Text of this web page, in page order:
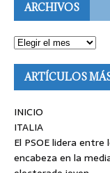
ARCHIVOS
ARTÍCULOS
INICIO
ITALIA
El PSOE lidera
encabeza en la